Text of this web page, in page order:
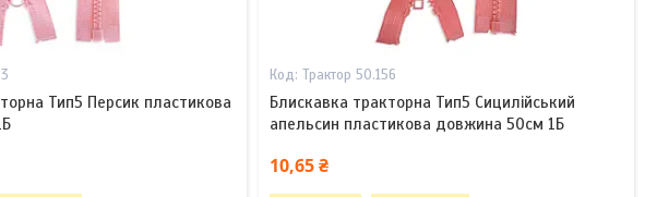
Тип5 Персик пластикова
Трактор 50.156
Блискавка тракторна Тип5 Сицилійський
апельсин пластикова довжина 50см 1Б
10,65 ₴